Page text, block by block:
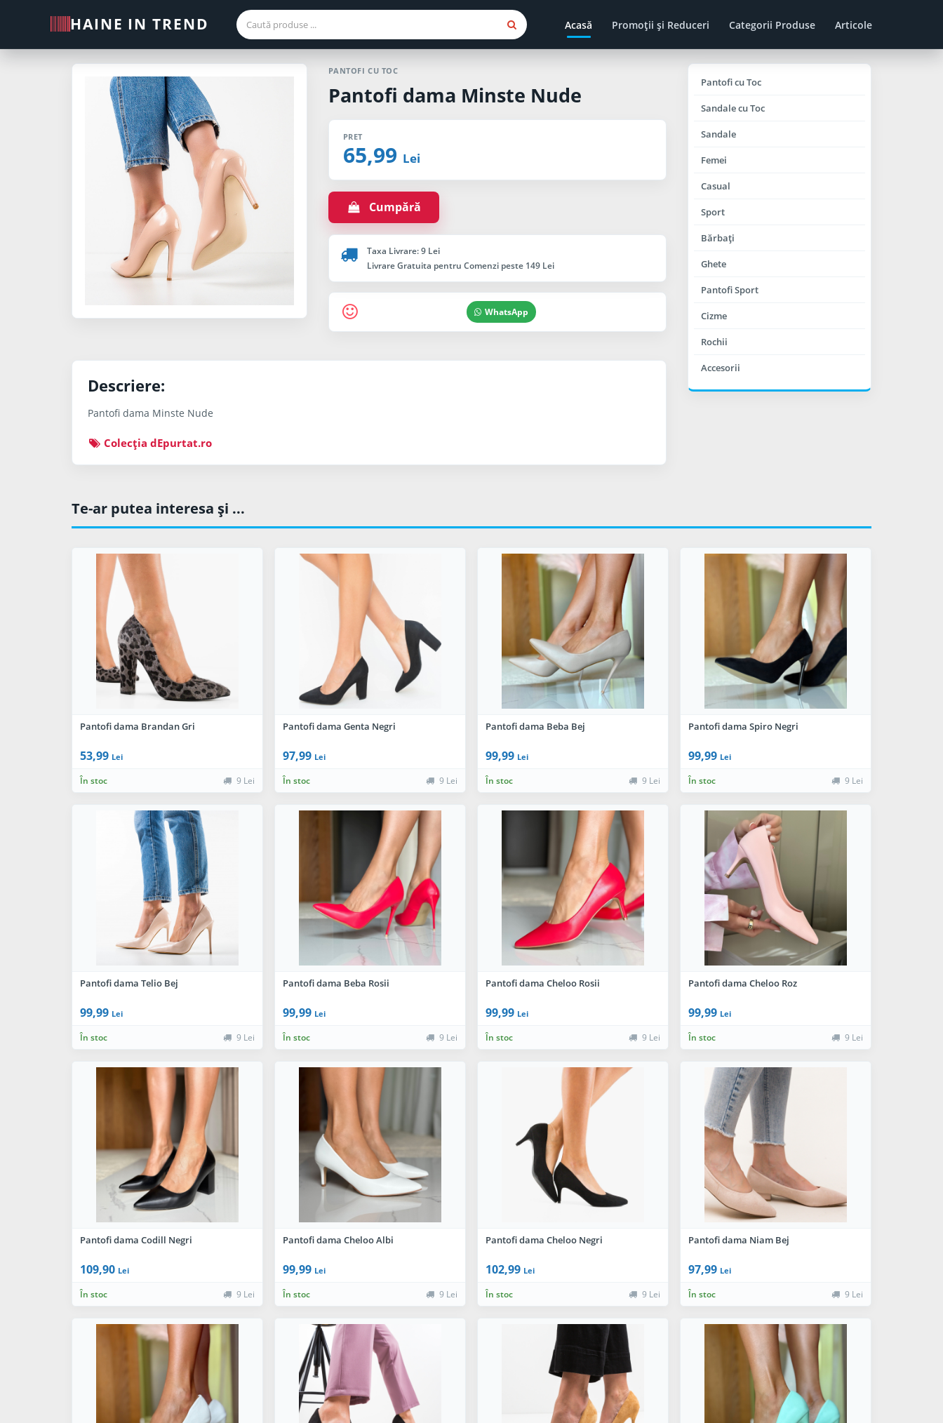
HAINE IN TREND Acasă Promoţii şi Reduceri Categorii Produse Articole
PANTOFI CU TOC
Pantofi dama Minste Nude
PRET
65,99 Lei
Cumpără
Taxa Livrare: 9 Lei
Livrare Gratuita pentru Comenzi peste 149 Lei
WhatsApp
Descriere:
Pantofi dama Minste Nude
Colecţia dEpurtat.ro
Pantofi cu Toc
Sandale cu Toc
Sandale
Femei
Casual
Sport
Bărbaţi
Ghete
Pantofi Sport
Cizme
Rochii
Accesorii
Te-ar putea interesa şi ...
Pantofi dama Brandan Gri
53,99 Lei
În stoc 9 Lei
Pantofi dama Genta Negri
97,99 Lei
În stoc 9 Lei
Pantofi dama Beba Bej
99,99 Lei
În stoc 9 Lei
Pantofi dama Spiro Negri
99,99 Lei
În stoc 9 Lei
Pantofi dama Telio Bej
99,99 Lei
În stoc 9 Lei
Pantofi dama Beba Rosii
99,99 Lei
În stoc 9 Lei
Pantofi dama Cheloo Rosii
99,99 Lei
În stoc 9 Lei
Pantofi dama Cheloo Roz
99,99 Lei
În stoc 9 Lei
Pantofi dama Codill Negri
109,90 Lei
În stoc 9 Lei
Pantofi dama Cheloo Albi
99,99 Lei
În stoc 9 Lei
Pantofi dama Cheloo Negri
102,99 Lei
În stoc 9 Lei
Pantofi dama Niam Bej
97,99 Lei
În stoc 9 Lei